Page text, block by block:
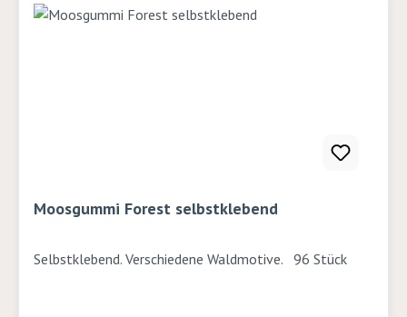
Moosgummi Forest selbstklebend
Selbstklebend. Verschiedene Waldmotive. 96 Stück